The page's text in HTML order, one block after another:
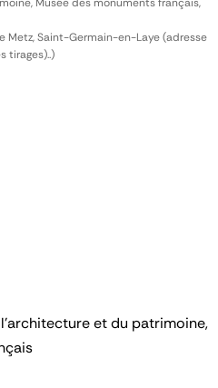
et du patrimoine,
Musée des monuments français,
Metz, Saint-Germain-en-Laye (adresse
tirages)..)